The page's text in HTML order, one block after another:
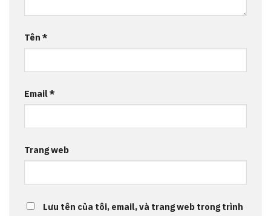
Tên *
Email*
Trang web
Lưu tên của tôi, email, và trang web trong trình